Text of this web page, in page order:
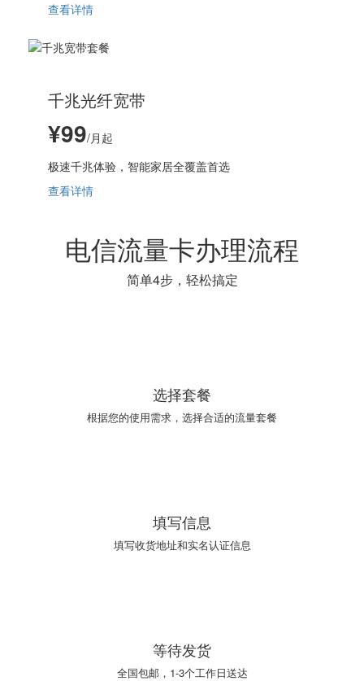
查看详情
千兆光纤宽带
¥99/月起
极速千兆体验，智能家居全覆盖首选
查看详情
电信流量卡办理流程
简单4步，轻松搞定
选择套餐
根据您的使用需求，选择合适的流量套餐
填写信息
填写收货地址和实名认证信息
等待发货
全国包邮，1-3个工作日送达